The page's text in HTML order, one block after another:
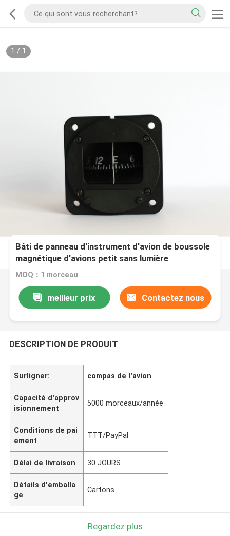
1 / 1
Bâti de panneau d'instrument d'avion de boussole
magnétique d'avions petit sans lumière
MOQ：1 morceau
meilleur prix Contactez nous
DESCRIPTION DE PRODUIT
Surligner: compas de l'avion
Capacité d'approv
isionnement
5000 morceaux/année
Conditions de pai
ement
TTT/PayPal
Délai de livraison 30 JOURS
Détails d'emballa
ge
Cartons
Regardez plus